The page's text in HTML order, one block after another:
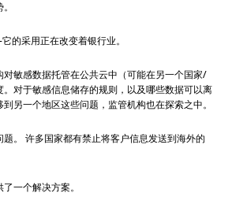
的采用正在改变着银行业。
对敏感数据托管在公共云中（可能在另一个国家/
。对于敏感信息储存的规则，以及哪些数据可以离
另一个地区这些问题，监管机构也在探索之中。
题。 许多国家都有禁止将客户信息发送到海外的
一个解决方案。